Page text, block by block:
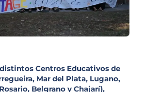
Centros Educativos de
Mar del Plata, Lugano,
Belgrano y Chajarí),